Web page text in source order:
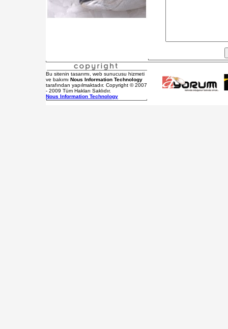
Bu sitenin tasarımı, web sunucusu hizmeti
ve bakımı Nous Information Technology
tarafından yapılmaktadır. Copyright © 2007
- 2009 Tüm Hakları Saklıdır.
Nous Information Technology